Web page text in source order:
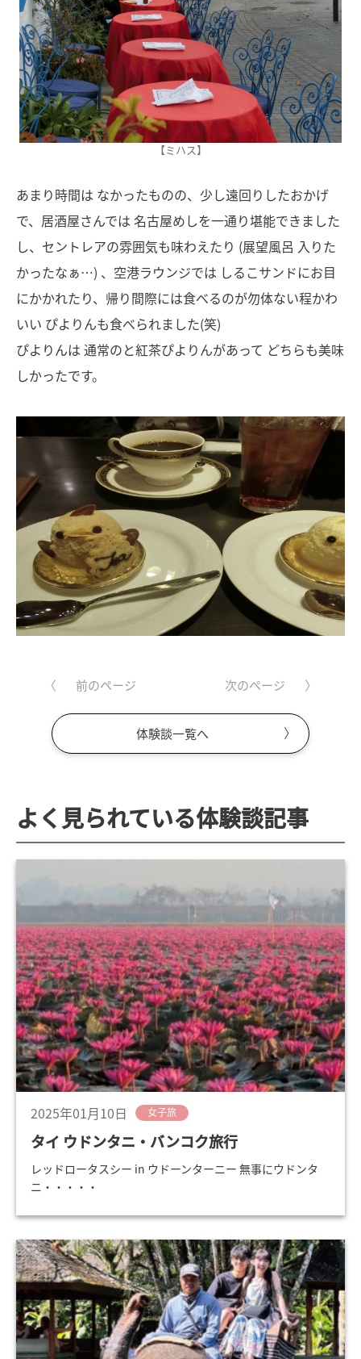
【ミハス】
あまり時間は なかったものの、少し遠回りしたおかげ
で、居酒屋さんでは 名古屋めしを一通り堪能できました
し、セントレアの雰囲気も味わえたり (展望風呂 入りた
かったなぁ…) 、空港ラウンジでは しるこサンドにお目
にかかれたり、帰り間際には食べるのが勿体ない程かわ
いい ぴよりんも食べられました(笑)
ぴよりんは 通常のと紅茶ぴよりんがあって どちらも美味
しかったです。
前のページ
体験談一覧へ
次のページ
よく見られている体験談記事
2025年01月10日 女子旅
タイ ウドンタニ・バンコク旅行
レッドロータスシー in ウドーンターニー 無事にウドンタ
ニ・・・・・